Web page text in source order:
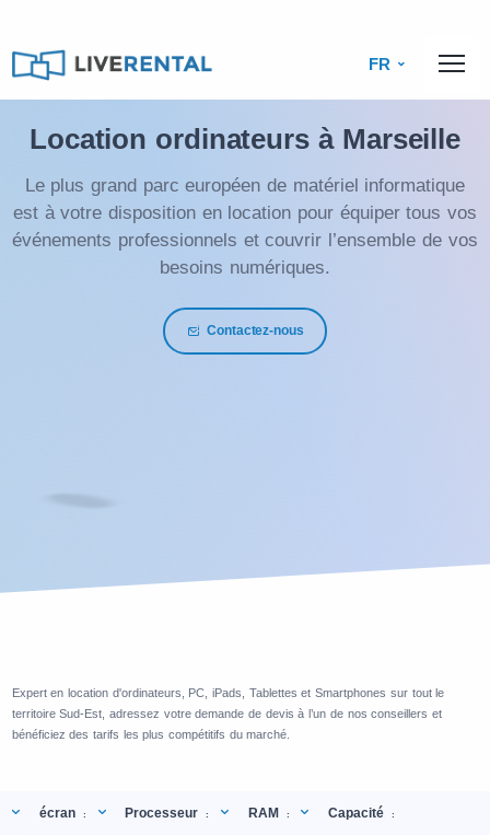
FR
Location ordinateurs à Marseille
Le plus grand parc européen de matériel informatique
est à votre disposition en location pour équiper tous vos
événements professionnels et couvrir l’ensemble de vos
besoins numériques.
Contactez-nous
Expert en location d'ordinateurs, PC, iPads, Tablettes et Smartphones sur tout le
territoire Sud-Est, adressez votre demande de devis à l’un de nos conseillers et
bénéficiez des tarifs les plus compétitifs du marché.
écran : Processeur : RAM : Capacité :